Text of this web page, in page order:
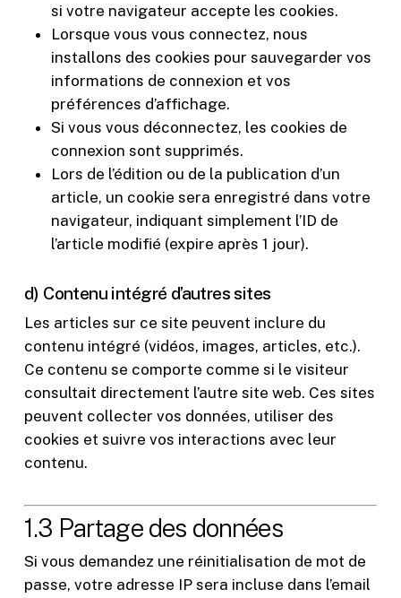
si votre navigateur accepte les cookies.
Lorsque vous vous connectez, nous
installons des cookies pour sauvegarder vos
informations de connexion et vos
préférences d’affichage.
Si vous vous déconnectez, les cookies de
connexion sont supprimés.
Lors de l’édition ou de la publication d’un
article, un cookie sera enregistré dans votre
navigateur, indiquant simplement l’ID de
l’article modifié (expire après 1 jour).
d) Contenu intégré d’autres sites
Les articles sur ce site peuvent inclure du
contenu intégré (vidéos, images, articles, etc.).
Ce contenu se comporte comme si le visiteur
consultait directement l’autre site web. Ces sites
peuvent collecter vos données, utiliser des
cookies et suivre vos interactions avec leur
contenu.
1.3 Partage des données
Si vous demandez une réinitialisation de mot de
passe, votre adresse IP sera incluse dans l’email